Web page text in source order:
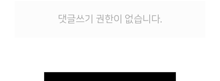
댓글쓰기 권한이 없습니다.